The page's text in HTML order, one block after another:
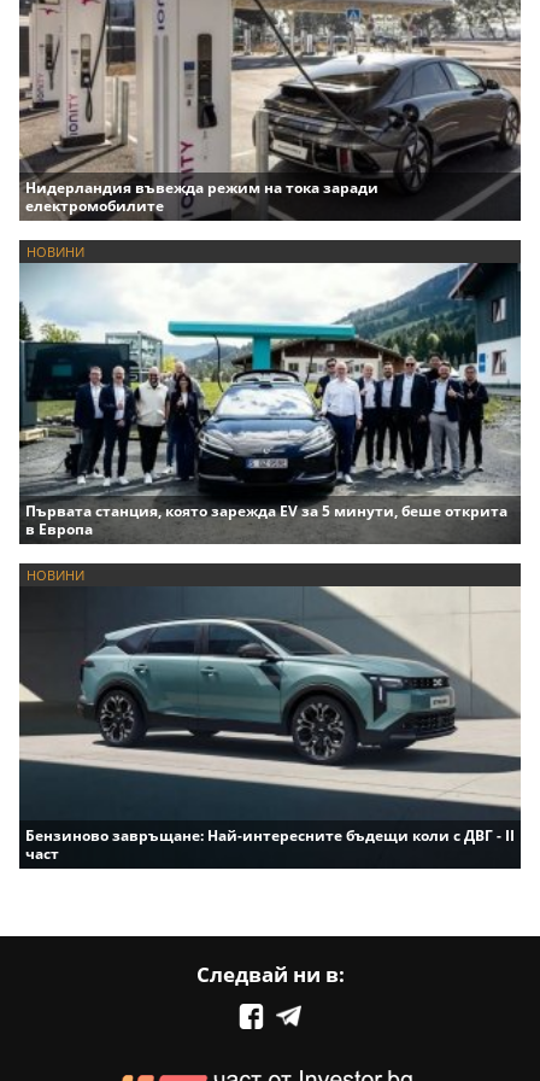
Нидерландия въвежда режим на тока заради
електромобилите
НОВИНИ
Първата станция, която зарежда EV за 5 минути, беше открита
в Европа
НОВИНИ
Бензиново завръщане: Най-интересните бъдещи коли с ДВГ - II
част
Следвай ни в: